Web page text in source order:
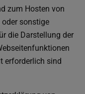
zum Hosten von
sonstige
die Darstellung der
erforderlich sind